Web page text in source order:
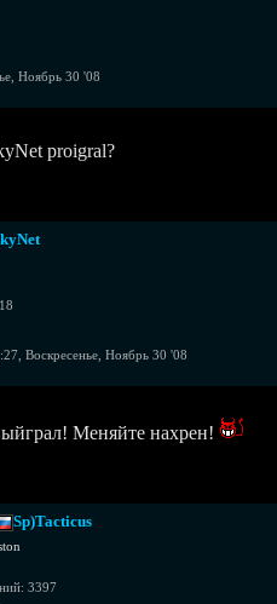
Ноябрь 30 '08
proigral?
Воскресенье, Ноябрь 30 '08
Меняйте нахрен!
Sp)Tacticus
3397